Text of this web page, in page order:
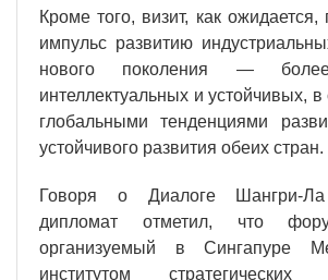
Кроме того, визит, как
импульс развитию
нового поколения —
интеллектуальных и устойчивых, в
глобальными тенденциями
устойчивого развития обеих стран.
Говоря о Диалоге Шангри-
дипломат отметил, что
организуемый в Сингапуре
институтом стратегических